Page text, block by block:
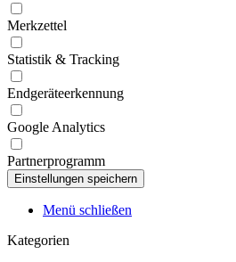
Merkzettel
Statistik & Tracking
Endgeräteerkennung
Google Analytics
Partnerprogramm
Menü schließen
Kategorien